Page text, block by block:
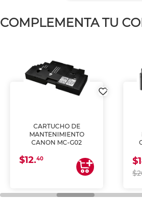
COMPLEMENTA TU
CARTUCHO DE
MANTENIMIENTO
CANON MC-G02
$12.40